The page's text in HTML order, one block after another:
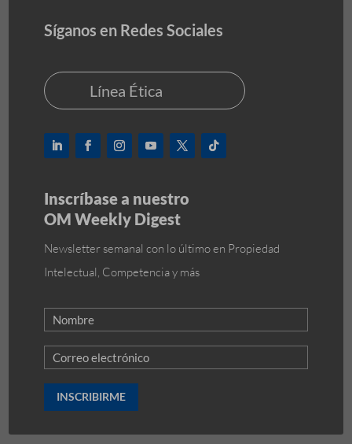
Síganos en Redes Sociales
Línea Ética
Inscríbase a nuestro
OM Weekly Digest
Newsletter semanal con lo último en Propiedad
Intelectual, Competencia y más
INSCRIBIRME